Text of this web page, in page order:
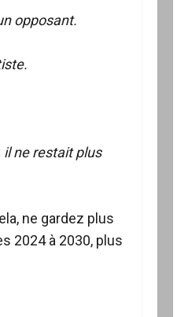
opposant.
il ne restait plus
ne gardez plus
2024 à 2030, plus